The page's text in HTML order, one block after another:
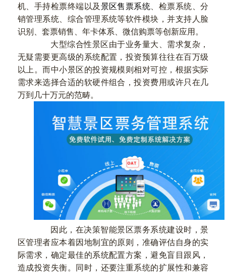
机、手持检票终端以及景区售票系统、检票系统、分
销管理系统、综合管理系统等软件模块，并支持人脸
识别、套票销售、年卡体系、微信购票等创新应用。
大型综合性景区由于业务量大、需求复杂，
无疑需要更高级的系统配置，投资预算往往在百万级
以上。而中小景区的投资规模则相对可控，根据实际
需求来选择合适的软硬件组合，投资费用或许只在几
万到几十万元的范畴。
因此，在决策智能景区票务系统建设时，景
区管理者应本着因地制宜的原则，准确评估自身的实
际需求，确定最佳的系统配置方案，避免盲目跟风，
造成投资失衡。同时，还要注重系统的扩展性和兼容